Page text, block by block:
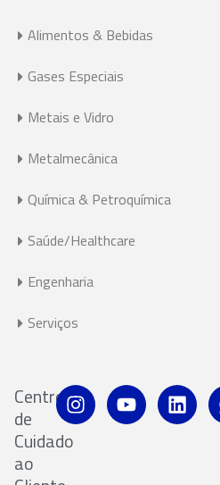
Alimentos & Bebidas
Gases Especiais
Metais e Vidro
Metalmecânica
Química & Petroquímica
Saúde/Healthcare
Engenharia
Serviços
Centro
de
Cuidado
ao